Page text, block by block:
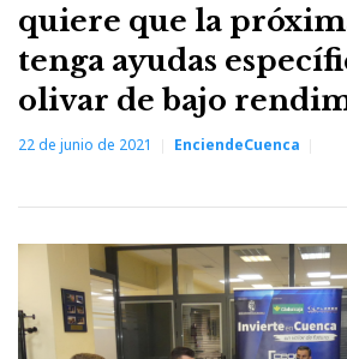
quiere que la
tenga ayudas
olivar de bajo
22 de junio de 2021 EnciendeCuenca